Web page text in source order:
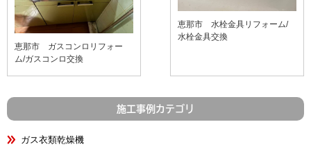
恵那市 ガスコンロリフォー
ム/ガスコンロ交換
恵那市 水栓金具リフォーム/
水栓金具交換
施工事例カテゴリ
ガス衣類乾燥機